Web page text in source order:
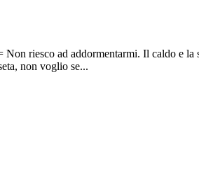
riesco ad addormentarmi. Il caldo e la
non voglio se...